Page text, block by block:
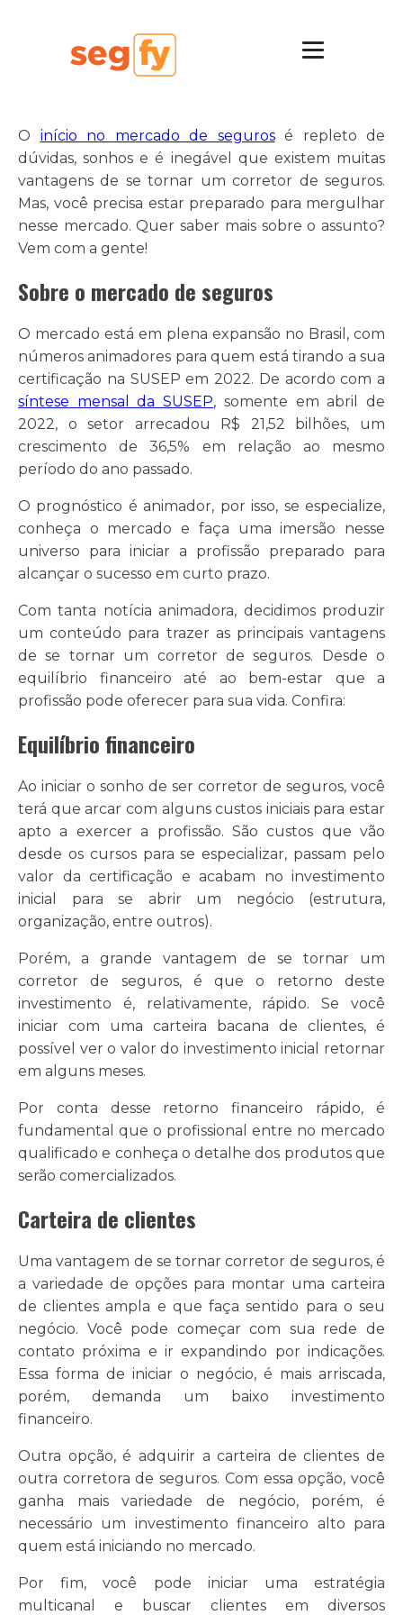
O início no mercado de segurosé repleto de
dúvidas, sonhos e é inegável que existem muitas
vantagens de se tornar um corretor de seguros.
Mas, você precisa estar preparado para mergulhar
nesse mercado. Quer saber mais sobre o assunto?
Vem com a gente!
Sobre o mercado de seguros
O mercado está em plena expansão no Brasil, com
números animadores para quem está tirando a sua
certificação na SUSEP em 2022. De acordo com a
síntese mensal da SUSEP, somente em abril de
2022, o setor arrecadou R$ 21,52 bilhões, um
crescimento de 36,5% em relação ao mesmo
período do ano passado.
O prognóstico é animador, por isso, se especialize,
conheça o mercado e faça uma imersão nesse
universo para iniciar a profissão preparado para
alcançar o sucesso em curto prazo.
Com tanta notícia animadora, decidimos produzir
um conteúdo para trazer as principais vantagens
de se tornar um corretor de seguros. Desde o
equilíbrio financeiro até ao bem-estar que a
profissão pode oferecer para sua vida. Confira:
Equilíbrio financeiro
Ao iniciar o sonho de ser corretor de seguros, você
terá que arcar com alguns custos iniciais para estar
apto a exercer a profissão. São custos que vão
desde os cursos para se especializar, passam pelo
valor da certificação e acabam no investimento
inicial para se abrir um negócio (estrutura,
organização, entre outros).
Porém, a grande vantagem de se tornar um
corretor de seguros, é que o retorno deste
investimento é, relativamente, rápido. Se você
iniciar com uma carteira bacana de clientes, é
possível ver o valor do investimento inicial retornar
em alguns meses.
Por conta desse retorno financeiro rápido, é
fundamental que o profissional entre no mercado
qualificado e conheça o detalhe dos produtos que
serão comercializados.
Carteira de clientes
Uma vantagem de se tornar corretor de seguros, é
a variedade de opções para montar uma carteira
de clientes ampla e que faça sentido para o seu
negócio. Você pode começar com sua rede de
contato próxima e ir expandindo por indicações.
Essa forma de iniciar o negócio, é mais arriscada,
porém, demanda um baixo investimento
financeiro.
Outra opção, é adquirir a carteira de clientes de
outra corretora de seguros. Com essa opção, você
ganha mais variedade de negócio, porém, é
necessário um investimento financeiro alto para
quem está iniciando no mercado.
Por fim, você pode iniciar uma estratégia
multicanal e buscar clientes em diversos